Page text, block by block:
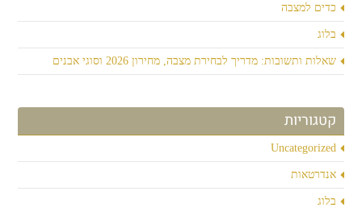
כדים למצבה
בלוג
שאלות ותשובות: מדריך לבחירת מצבה, מחירון 2026 וסוגי אבנים
קטגוריות
Uncategorized
אנדרטאות
בלוג